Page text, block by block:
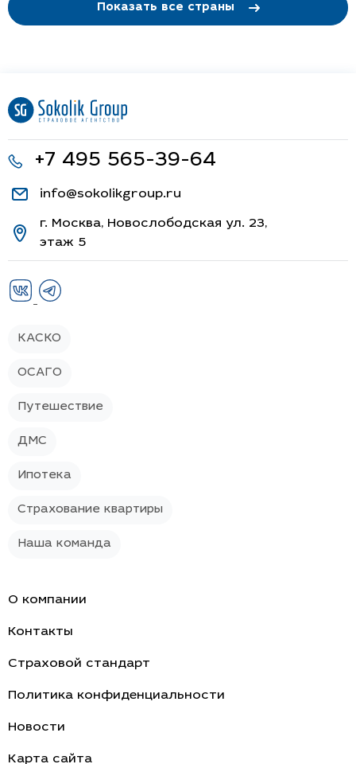
Показать все страны
+7 495 565-39-64
info@sokolikgroup.ru
г. Москва, Новослободская ул. 23,
этаж 5
КАСКО
ОСАГО
Путешествие
ДМС
Ипотека
Страхование квартиры
Наша команда
О компании
Контакты
Страховой стандарт
Политика конфиденциальности
Новости
Карта сайта